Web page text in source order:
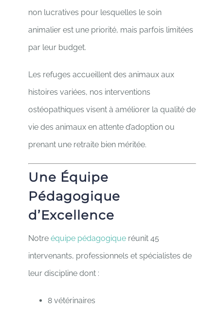
non lucratives pour lesquelles le soin
animalier est une priorité, mais parfois limitées
par leur budget.
Les refuges accueillent des animaux aux
histoires variées, nos interventions
ostéopathiques visent à améliorer la qualité de
vie des animaux en attente d’adoption ou
prenant une retraite bien méritée.
Une Équipe
Pédagogique
d’Excellence
Notreéquipe pédagogique réunit 45
intervenants, professionnels et spécialistes de
leur discipline dont :
8 vétérinaires